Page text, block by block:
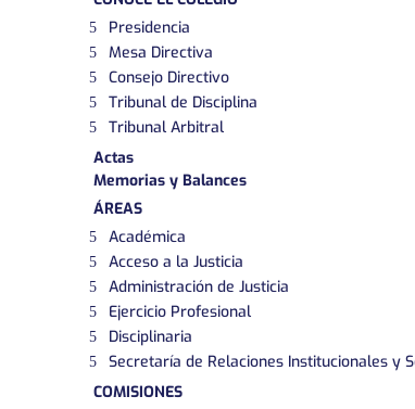
Presidencia
Mesa Directiva
Consejo Directivo
Tribunal de Disciplina
Tribunal Arbitral
Actas
Memorias y Balances
ÁREAS
Académica
Acceso a la Justicia
Administración de Justicia
Ejercicio Profesional
Disciplinaria
Secretaría de Relaciones Institucionales y
COMISIONES